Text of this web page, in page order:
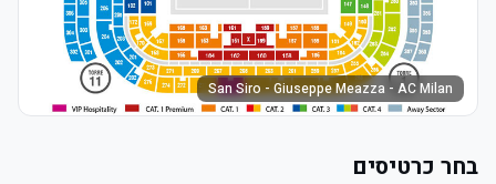
San Siro - Giuseppe Meazza - AC Milan
בחר כרטיסים